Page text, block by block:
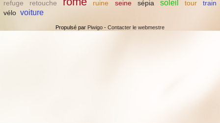
refuge retouche ruine seine sépia soleil tour
train
vélo voiture
Propulsé par Piwigo - Contacter le webmestre